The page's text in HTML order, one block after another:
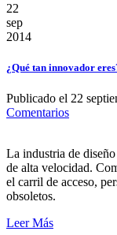
22
sep
2014
¿Qué tan innovador
Publicado el 22
Comentarios
La industria de
de alta velocidad.
el carril de acceso,
obsoletos.
Leer Más